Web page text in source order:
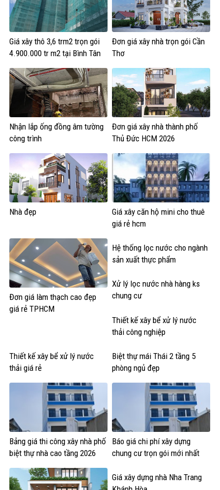
Giá xây thô 3,6 trm2 trọn gói
4.900.000 tr m2 tại Bình Tân
Đơn giá xây nhà trọn gói Cần
Thơ
Nhận lắp ống đồng âm tường
công trình
Đơn giá xây nhà thành phố
Thủ Đức HCM 2026
Nhà đẹp
Giá xây căn hộ mini cho thuê
giá rẻ hcm
Đơn giá làm thạch cao đẹp
giá rẻ TPHCM
Hệ thống lọc nước cho ngành
sản xuất thực phẩm
Xử lý lọc nước nhà hàng ks
chung cư
Thiết kế xây bể xử lý nước
thải công nghiệp
Thiết kế xây bể xử lý nước
thải giá rẻ
Biệt thự mái Thái 2 tầng 5
phòng ngủ đẹp
Bảng giá thi công xây nhà phố
biệt thự nhà cao tầng 2026
Báo giá chi phí xây dựng
chung cư trọn gói mới nhất
Giá xây dựng nhà Nha Trang